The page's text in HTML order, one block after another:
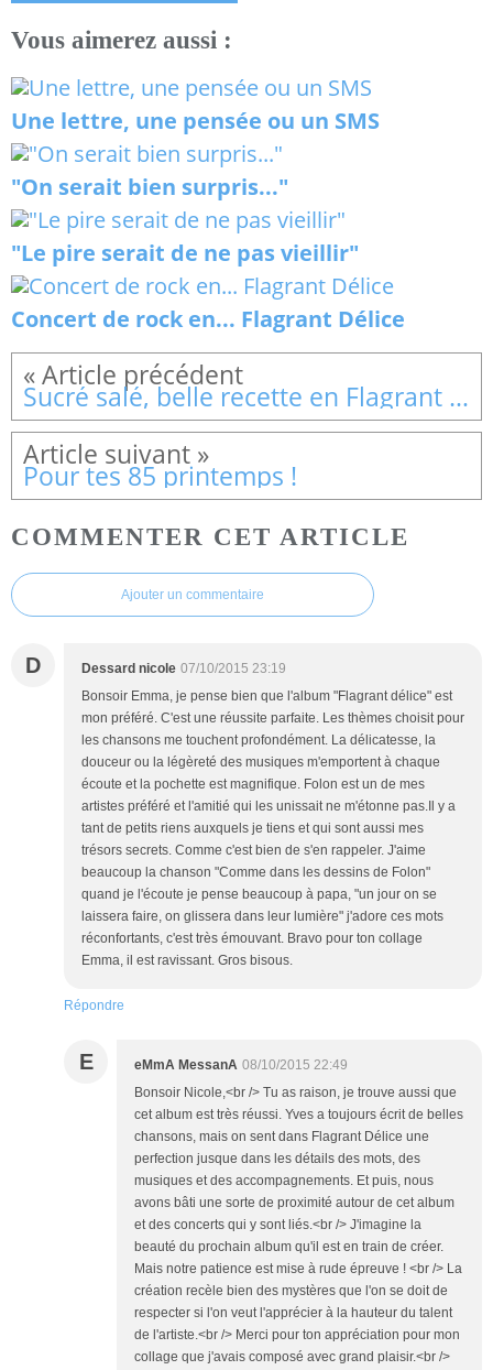
Vous aimerez aussi :
Une lettre, une pensée ou un SMS
"On serait bien surpris..."
"Le pire serait de ne pas vieillir"
Concert de rock en... Flagrant Délice
Sucré salé, belle recette en Flagrant Délice
Pour tes 85 printemps !
COMMENTER CET ARTICLE
Ajouter un commentaire
D Dessard nicole 07/10/2015 23:19
Bonsoir Emma, je pense bien que l'album "Flagrant délice" est
mon préféré. C'est une réussite parfaite. Les thèmes choisit pour
les chansons me touchent profondément. La délicatesse, la
douceur ou la légèreté des musiques m'emportent à chaque
écoute et la pochette est magnifique. Folon est un de mes
artistes préféré et l'amitié qui les unissait ne m'étonne pas.Il y a
tant de petits riens auxquels je tiens et qui sont aussi mes
trésors secrets. Comme c'est bien de s'en rappeler. J'aime
beaucoup la chanson "Comme dans les dessins de Folon"
quand je l'écoute je pense beaucoup à papa, "un jour on se
laissera faire, on glissera dans leur lumière" j'adore ces mots
réconfortants, c'est très émouvant. Bravo pour ton collage
Emma, il est ravissant. Gros bisous.
Répondre
E eMmA MessanA 08/10/2015 22:49
Bonsoir Nicole,<br /> Tu as raison, je trouve aussi que
cet album est très réussi. Yves a toujours écrit de belles
chansons, mais on sent dans Flagrant Délice une
perfection jusque dans les détails des mots, des
musiques et des accompagnements. Et puis, nous
avons bâti une sorte de proximité autour de cet album
et des concerts qui y sont liés.<br /> J'imagine la
beauté du prochain album qu'il est en train de créer.
Mais notre patience est mise à rude épreuve ! <br /> La
création recèle bien des mystères que l'on se doit de
respecter si l'on veut l'apprécier à la hauteur du talent
de l'artiste.<br /> Merci pour ton appréciation pour mon
collage que j'avais composé avec grand plaisir.<br />